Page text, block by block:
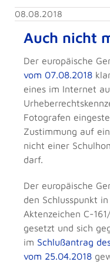
08.08.2018
Auch nicht
Der europäische
vom 07.08.2018
eines im Internet
Fotografen
Zustimmung auf
nicht einer
darf.
Der europäische
den Schlusspunkt
Aktenzeichen C-
gesetzt und sich
im Schlußantrag
vom 25.04.2018